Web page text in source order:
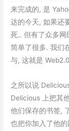
来完成的, 是
达的今天, 如果还
死.. 但有了众多网
简单了很多. 我们
与, 这就是
之所以说
Delicious 上把其
他们保存的书签,
也把你加入了他